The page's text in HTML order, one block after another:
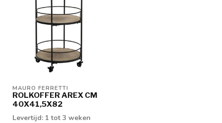
MAURO FERRETTI
ROLKOFFER AREX CM
40X41,5X82
Levertijd: 1 tot 3 weken